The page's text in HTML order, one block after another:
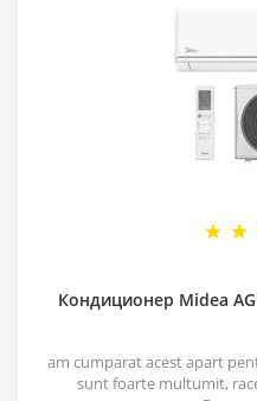
Кондиционер Midea
am cumparat acest apart
sunt foarte multumit,